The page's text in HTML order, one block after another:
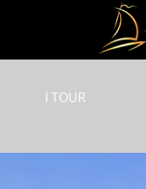
I TOUR